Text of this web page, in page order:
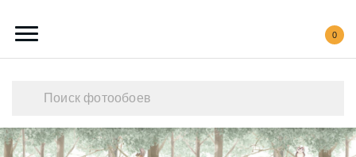
0
Каталог обоев
Наши работы